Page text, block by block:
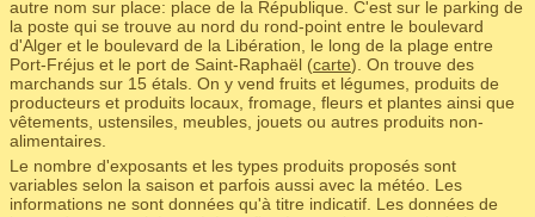
autre nom sur place: place de la République. C'est sur le parking de
la poste qui se trouve au nord du rond-point entre le boulevard
d'Alger et le boulevard de la Libération, le long de la plage entre
Port-Fréjus et le port de Saint-Raphaël (carte). On trouve des
marchands sur 15 étals. On y vend fruits et légumes, produits de
producteurs et produits locaux, fromage, fleurs et plantes ainsi que
vêtements, ustensiles, meubles, jouets ou autres produits non-
alimentaires.
Le nombre d'exposants et les types produits proposés sont
variables selon la saison et parfois aussi avec la météo. Les
informations ne sont données qu'à titre indicatif. Les données de